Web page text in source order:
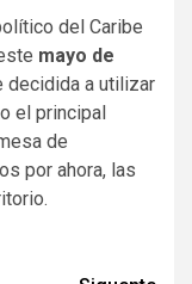
del Caribe
mayo de
decidida a utilizar
el principal
de
por ahora, las